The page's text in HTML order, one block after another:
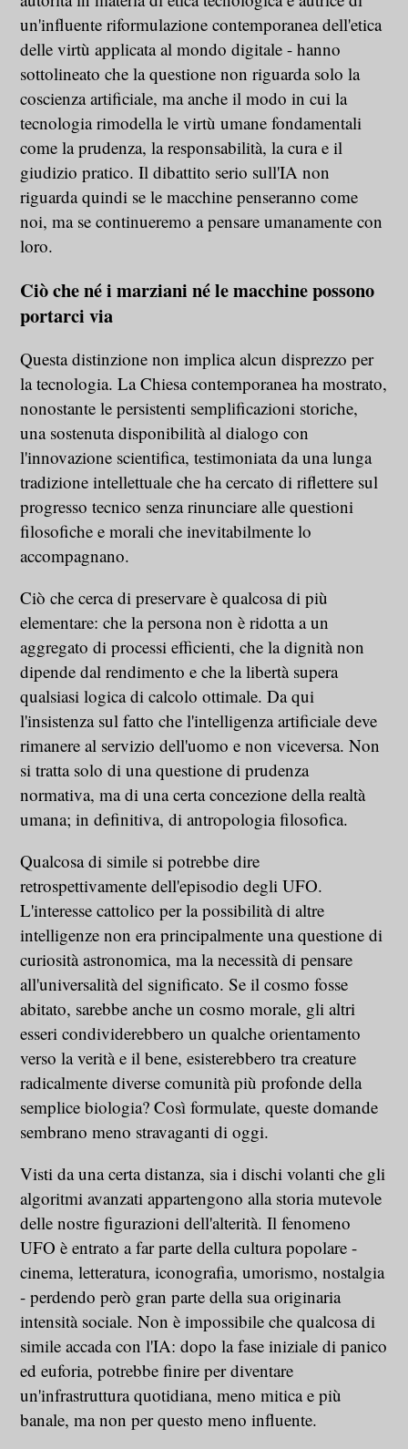
un'influente riformulazione contemporanea dell'etica
delle virtù applicata al mondo digitale - hanno
sottolineato che la questione non riguarda solo la
coscienza artificiale, ma anche il modo in cui la
tecnologia rimodella le virtù umane fondamentali
come la prudenza, la responsabilità, la cura e il
giudizio pratico. Il dibattito serio sull'IA non
riguarda quindi se le macchine penseranno come
noi, ma se continueremo a pensare umanamente con
loro.
Ciò che né i marziani né le macchine possono
portarci via
Questa distinzione non implica alcun disprezzo per
la tecnologia. La Chiesa contemporanea ha mostrato,
nonostante le persistenti semplificazioni storiche,
una sostenuta disponibilità al dialogo con
l'innovazione scientifica, testimoniata da una lunga
tradizione intellettuale che ha cercato di riflettere sul
progresso tecnico senza rinunciare alle questioni
filosofiche e morali che inevitabilmente lo
accompagnano.
Ciò che cerca di preservare è qualcosa di più
elementare: che la persona non è ridotta a un
aggregato di processi efficienti, che la dignità non
dipende dal rendimento e che la libertà supera
qualsiasi logica di calcolo ottimale. Da qui
l'insistenza sul fatto che l'intelligenza artificiale deve
rimanere al servizio dell'uomo e non viceversa. Non
si tratta solo di una questione di prudenza
normativa, ma di una certa concezione della realtà
umana; in definitiva, di antropologia filosofica.
Qualcosa di simile si potrebbe dire
retrospettivamente dell'episodio degli UFO.
L'interesse cattolico per la possibilità di altre
intelligenze non era principalmente una questione di
curiosità astronomica, ma la necessità di pensare
all'universalità del significato. Se il cosmo fosse
abitato, sarebbe anche un cosmo morale, gli altri
esseri condividerebbero un qualche orientamento
verso la verità e il bene, esisterebbero tra creature
radicalmente diverse comunità più profonde della
semplice biologia? Così formulate, queste domande
sembrano meno stravaganti di oggi.
Visti da una certa distanza, sia i dischi volanti che gli
algoritmi avanzati appartengono alla storia mutevole
delle nostre figurazioni dell'alterità. Il fenomeno
UFO è entrato a far parte della cultura popolare -
cinema, letteratura, iconografia, umorismo, nostalgia
- perdendo però gran parte della sua originaria
intensità sociale. Non è impossibile che qualcosa di
simile accada con l'IA: dopo la fase iniziale di panico
ed euforia, potrebbe finire per diventare
un'infrastruttura quotidiana, meno mitica e più
banale, ma non per questo meno influente.